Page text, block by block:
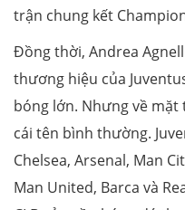
trận chung kết
Đồng thời, Andrea
thương hiệu của
bóng lớn. Nhưng về
cái tên bình thường.
Chelsea, Arsenal, Man
Man United, Barca và